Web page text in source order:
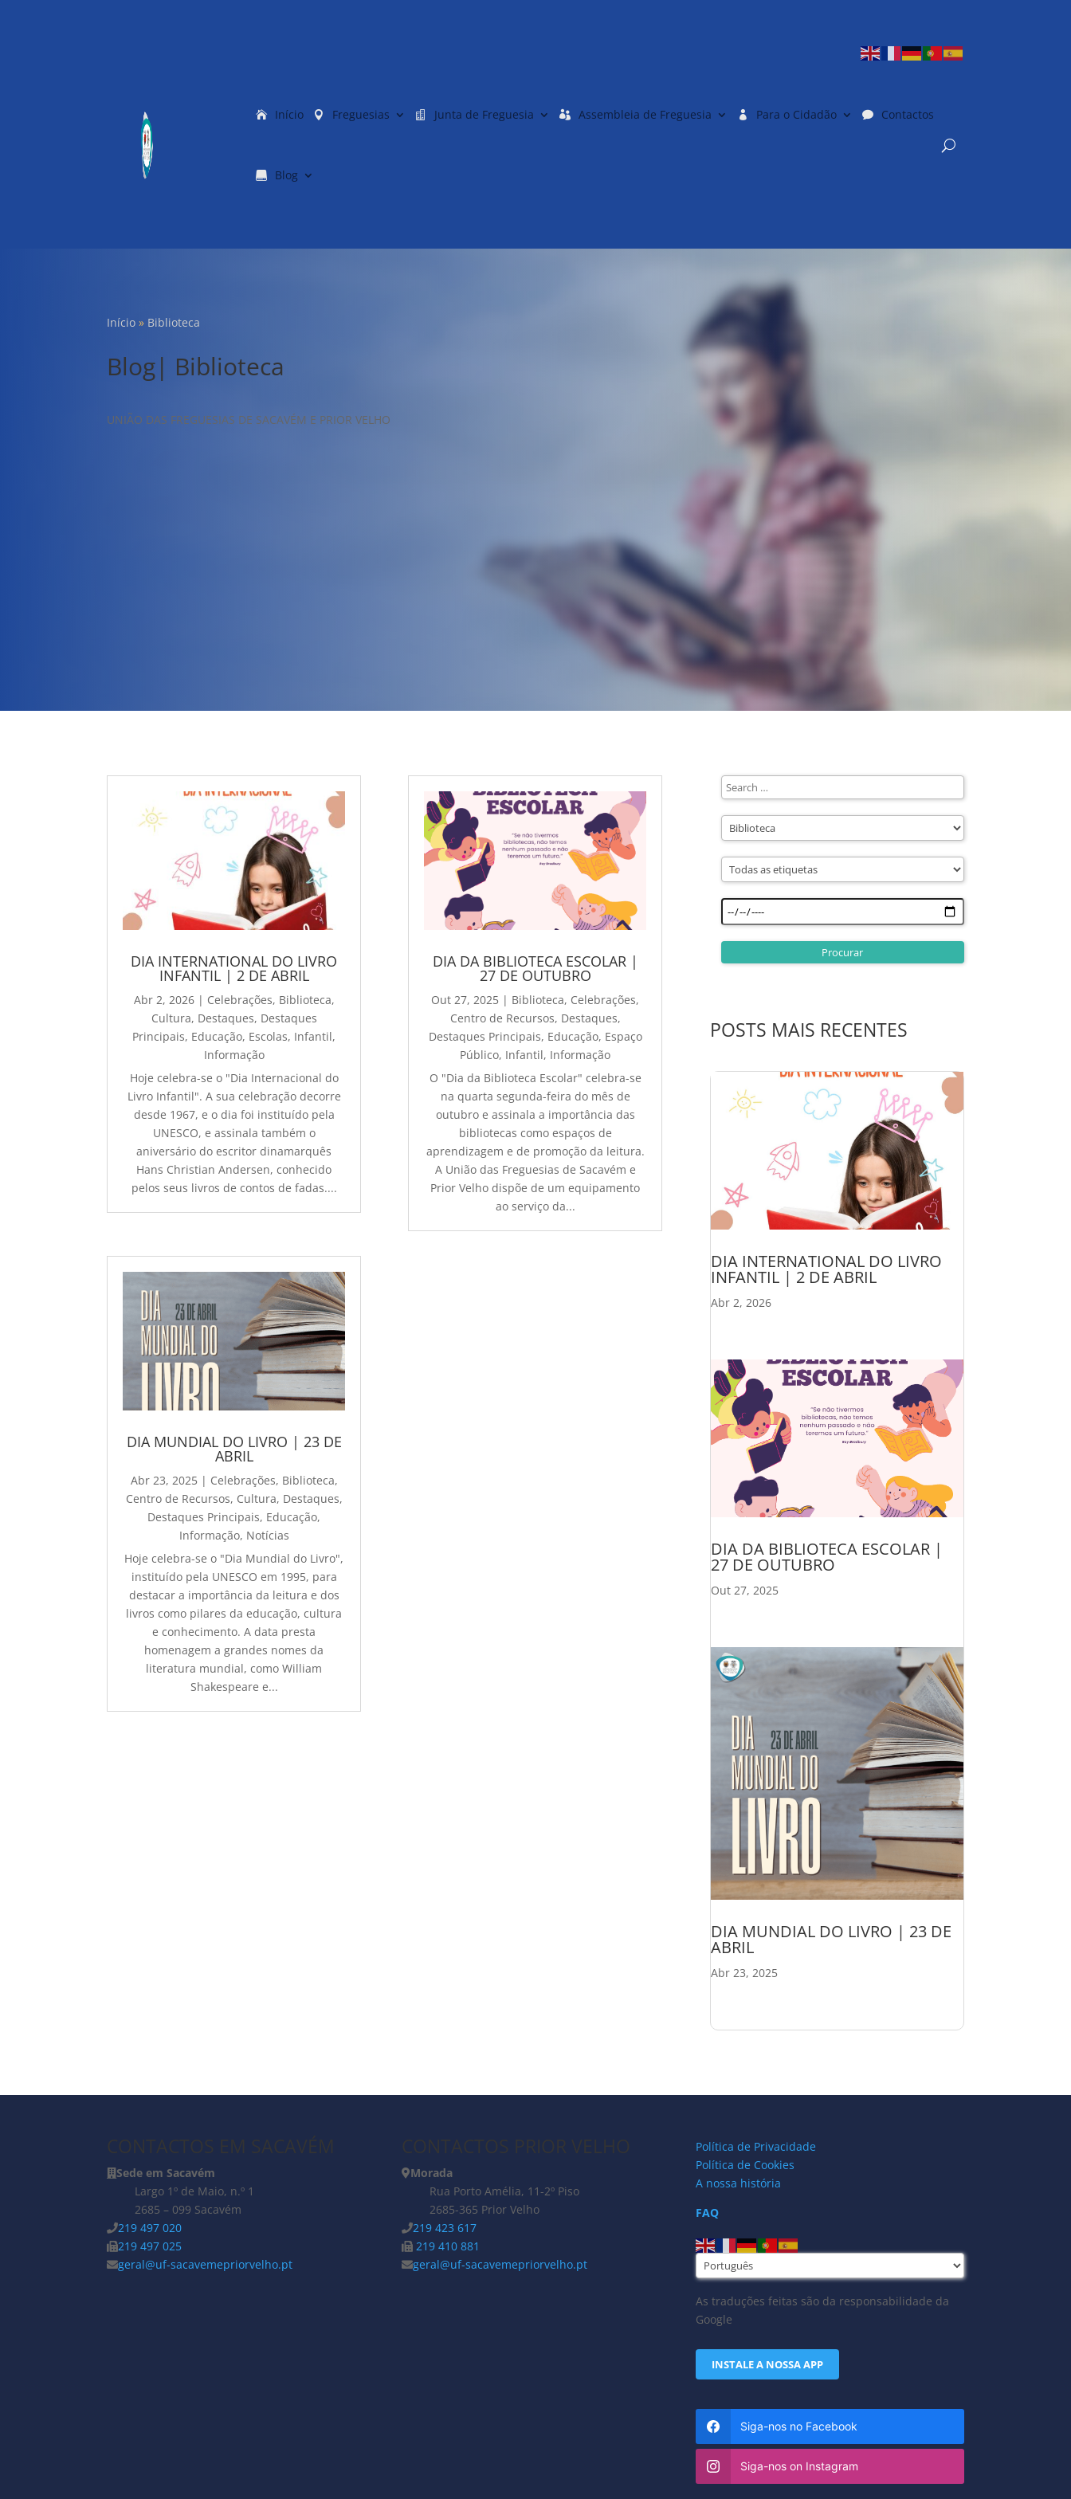
Início Freguesias Junta de Freguesia Assembleia de Freguesia Para o Cidadão Contactos
Blog
Início » Biblioteca
Blog| Biblioteca
UNIÃO DAS FREGUESIAS DE SACAVÉM E PRIOR VELHO
DIA INTERNATIONAL DO LIVRO
INFANTIL | 2 DE ABRIL
Abr 2, 2026| Celebrações, Biblioteca,
Cultura, Destaques, Destaques
Principais, Educação, Escolas, Infantil,
Informação
Hoje celebra-se o "Dia Internacional do
Livro Infantil". A sua celebração decorre
desde 1967, e o dia foi instituído pela
UNESCO, e assinala também o
aniversário do escritor dinamarquês
Hans Christian Andersen, conhecido
pelos seus livros de contos de fadas....
DIA MUNDIAL DO LIVRO | 23 DE
ABRIL
Abr 23, 2025| Celebrações, Biblioteca,
Centro de Recursos, Cultura, Destaques,
Destaques Principais, Educação,
Informação, Notícias
Hoje celebra-se o "Dia Mundial do Livro",
instituído pela UNESCO em 1995, para
destacar a importância da leitura e dos
livros como pilares da educação, cultura
e conhecimento. A data presta
homenagem a grandes nomes da
literatura mundial, como William
Shakespeare e...
DIA DA BIBLIOTECA ESCOLAR |
27 DE OUTUBRO
Out 27, 2025 | Biblioteca, Celebrações,
Centro de Recursos, Destaques,
Destaques Principais, Educação, Espaço
Público, Infantil, Informação
O "Dia da Biblioteca Escolar" celebra-se
na quarta segunda-feira do mês de
outubro e assinala a importância das
bibliotecas como espaços de
aprendizagem e de promoção da leitura.
A União das Freguesias de Sacavém e
Prior Velho dispõe de um equipamento
ao serviço da...
POSTS MAIS RECENTES
DIA INTERNATIONAL DO LIVRO
INFANTIL | 2 DE ABRIL
Abr 2, 2026
DIA DA BIBLIOTECA ESCOLAR |
27 DE OUTUBRO
Out 27, 2025
DIA MUNDIAL DO LIVRO | 23 DE
ABRIL
Abr 23, 2025
Sede em Sacavém
Largo 1º de Maio, n.º 1
2685 – 099 Sacavém
219 497 020
219 497 025
geral@uf-sacavemepriorvelho.pt
Morada
Rua Porto Amélia, 11-2º Piso
2685-365 Prior Velho
219 423 617
219 410 881
geral@uf-sacavemepriorvelho.pt
Política de Privacidade
Política de Cookies
A nossa história
FAQ
As traduções feitas são da responsabilidade da
Google
INSTALE A NOSSA APP
Siga-nos no Facebook
Siga-nos on Instagram